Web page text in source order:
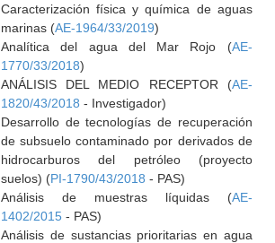
Caracterización física y química de aguas
marinas (AE-1964/33/2019)
Analítica del agua del Mar Rojo (AE-
1770/33/2018)
ANÁLISIS DEL MEDIO RECEPTOR (AE-
1820/43/2018 - Investigador)
Desarrollo de tecnologías de recuperación
de subsuelo contaminado por derivados de
hidrocarburos del petróleo (proyecto
suelos) (PI-1790/43/2018 - PAS)
Análisis de muestras líquidas (AE-
1402/2015- PAS)
Análisis de sustancias prioritarias en agua